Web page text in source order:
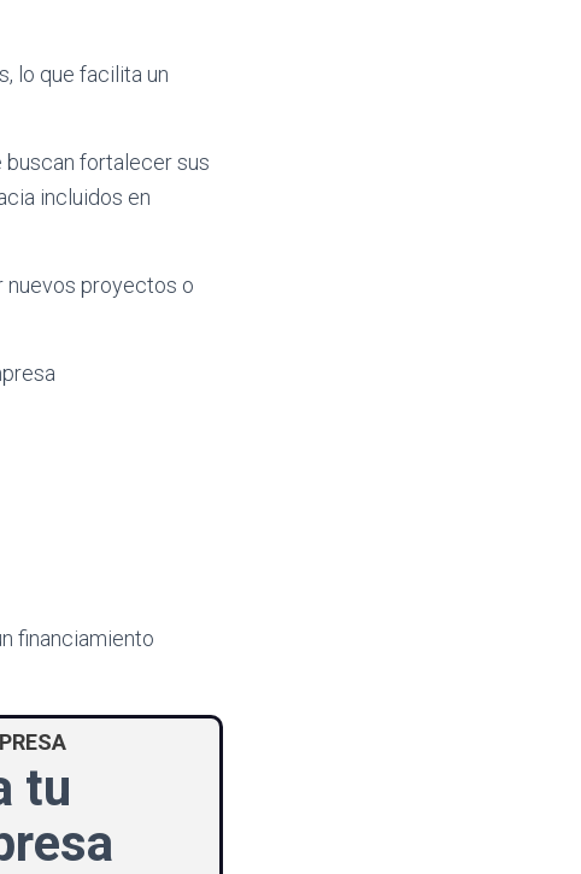
lo que facilita un
buscan fortalecer sus
incluidos en
nuevos proyectos o
financiamiento
tu